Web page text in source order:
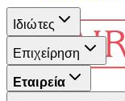
Ιδιώτες
Επιχείρηση
Εταιρεία